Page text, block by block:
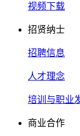
视频下载
招贤纳士
招聘信息
人才理念
培训与职业
商业合作